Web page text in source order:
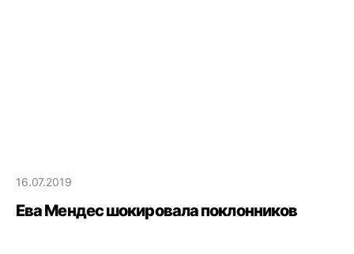
16.07.2019
Ева Мендес шокировала поклонников